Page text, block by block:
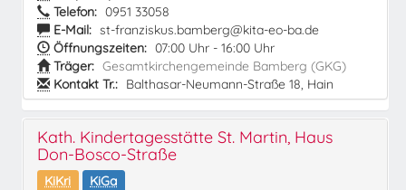
Telefon: 0951 33058
E-Mail: st-franziskus.bamberg@kita-eo-ba.de
Öffnungszeiten: 07:00 Uhr - 16:00 Uhr
Träger: Gesamtkirchengemeinde Bamberg (GKG)
Kontakt Tr.: Balthasar-Neumann-Straße 18, Hain
Kath. Kindertagesstätte St. Martin, Haus
Don-Bosco-Straße
KiKri
KiGa